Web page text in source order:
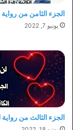
الجزء الثامن من
يونيو 7, 2022
الجزء الثالث من